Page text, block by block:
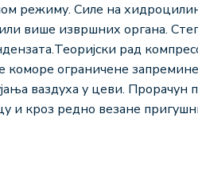
режиму. Силе на
више извршних органа.
рад
ограничене
ваздуха у цеви.
и кроз редно везане